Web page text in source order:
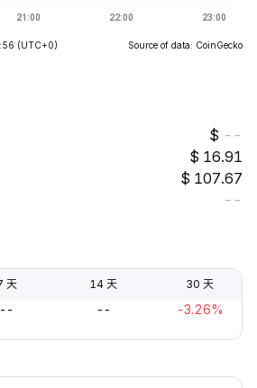
(UTC+0) Source of data: CoinGecko
--
16.91
107.67
--
天 14 天 30 天
-- -- -3.26%